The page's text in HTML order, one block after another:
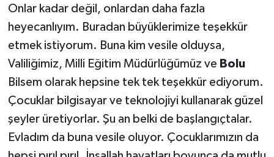
Onlar kadar değil, onlardan daha fazla
heyecanlıyım. Buradan büyüklerimize teşekkür
etmek istiyorum. Buna kim vesile olduysa,
Valiliğimiz, Milli Eğitim Müdürlüğümüz ve Bolu
Bilsem olarak hepsine tek tek teşekkür ediyorum.
Çocuklar bilgisayar ve teknolojiyi kullanarak güzel
şeyler üretiyorlar. Şu an belki de başlangıçtalar.
Evladım da buna vesile oluyor. Çocuklarımızın da